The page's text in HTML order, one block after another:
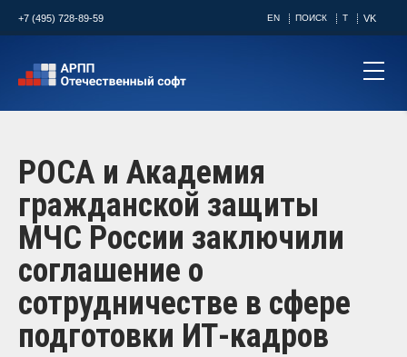
+7 (495) 728-89-59 EN ПОИСК T VK
РОСА и Академия
гражданской защиты
МЧС России заключили
соглашение о
сотрудничестве в сфере
подготовки ИТ-кадров